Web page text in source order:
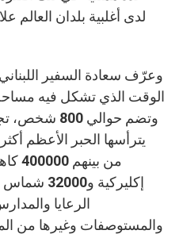
لدى أغلبية بلدان العالم
وعرّف سعادة السفير اللبناني
وتضم حوالي
يترأسها الحبر الأعظم
إكليركية
الرعايا
والمستوصفات وغيرها من